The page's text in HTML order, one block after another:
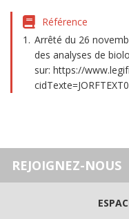
Référence
Arrêté du 26
des analyses de
sur: https://
REJOIGNEZ-NOUS